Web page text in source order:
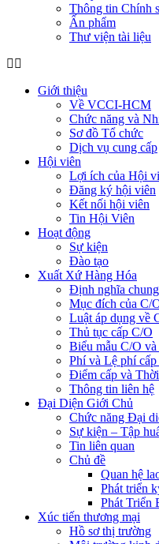
Thông tin Chính
Ấn phẩm
Thư viện tài liệu
Giới thiệu
Về VCCI-HCM
Chức năng và
Sơ đồ Tổ chức
Dịch vụ cung cấp
Hội viên
Lợi ích của Hội
Đăng ký hội viên
Kết nối hội viên
Tin Hội Viên
Hoạt động
Sự kiện
Đào tạo
Xuất Xứ Hàng Hóa
Định nghĩa chung
Mục đích của C/
Luật áp dụng về
Thủ tục cấp C/O
Biểu mẫu C/O và
Phí và Lệ phí
Điểm cấp và
Thông tin liên hệ
Đại Diện Giới Chủ
Chức năng Đại
Sự kiện – Tập
Tin liên quan
Chủ đề
Quan hệ
Phát triển
Phát Triển
Xúc tiến thương mại
Hồ sơ thị trường